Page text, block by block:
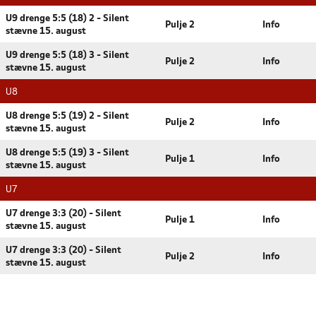
U9 drenge 5:5 (18) 2 - Silent
stævne 15. august
Pulje 2 Info
U9 drenge 5:5 (18) 3 - Silent
stævne 15. august
Pulje 2 Info
U8
U8 drenge 5:5 (19) 2 - Silent
stævne 15. august
Pulje 2 Info
U8 drenge 5:5 (19) 3 - Silent
stævne 15. august
Pulje 1 Info
U7
U7 drenge 3:3 (20) - Silent
stævne 15. august
Pulje 1 Info
U7 drenge 3:3 (20) - Silent
stævne 15. august
Pulje 2 Info